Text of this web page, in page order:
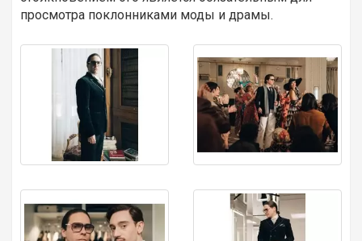
просмотра поклонниками моды и драмы.